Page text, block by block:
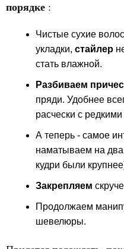
порядке :
Чистые сухие
укладки, стайлер
стать влажной.
Разбиваем
пряди. Удобнее
расчески с
А теперь - самое
наматываем на
кудри были
Закрепляем
Продолжаем
шевелюры.